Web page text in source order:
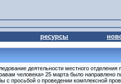
ресурсы
деятельности местного отделения
человека» 25 марта было направлено
с просьбой о проведении комплексной